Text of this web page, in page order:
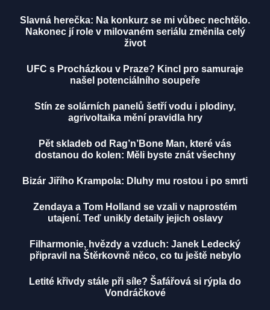
Slavná herečka: Na konkurz se mi vůbec nechtělo.
Nakonec jí role v milovaném seriálu změnila celý
život
UFC s Procházkou v Praze? Kincl pro samuraje
našel potenciálního soupeře
Stín ze solárních panelů šetří vodu i plodiny,
agrivoltaika mění pravidla hry
Pět skladeb od Rag’n’Bone Man, které vás
dostanou do kolen: Měli byste znát všechny
Bizár Jiřího Krampola: Dluhy mu rostou i po smrti
Zendaya a Tom Holland se vzali v naprostém
utajení. Teď unikly detaily jejich oslavy
Filharmonie, hvězdy a vzduch: Janek Ledecký
připravil na Štěrkovně něco, co tu ještě nebylo
Letité křivdy stále při síle? Šafářová si rýpla do
Vondráčkové